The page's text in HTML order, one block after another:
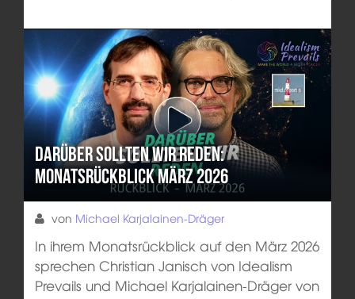
Darüber sollten wir reden:
Monatsrückblick März 2026
von Michael Karjalainen-Dräger
In ihrem Monatsrückblick auf den März 2026
sprechen Christian Janisch von Idealism
Prevails und Michael Karjalainen-Dräger von